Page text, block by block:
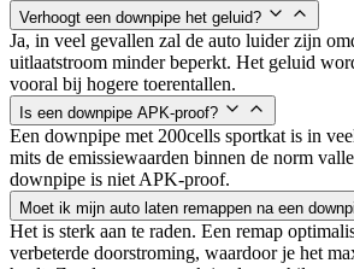
Verhoogt een downpipe het geluid?
Ja, in veel gevallen zal de auto luider zijn
uitlaatstroom minder beperkt. Het geluid
vooral bij hogere toerentallen.
Is een downpipe APK-proof?
Een downpipe met 200cells sportkat is in
mits de emissiewaarden binnen de norm
downpipe is niet APK-proof.
Moet ik mijn auto laten remappen na een
Het is sterk aan te raden. Een remap
verbeterde doorstroming, waardoor je het